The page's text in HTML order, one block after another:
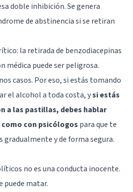
doble inhibición. Se genera
de abstinencia si se retiran
la retirada de benzodiacepinas
médica puede ser peligrosa.
casos. Por eso, si estás tomando
el alcohol a toda costa, ysi estás
a las pastillas, debes hablar
con psicólogos para que te
gradualmente y de forma segura.
no es una conducta inocente.
puede matar.